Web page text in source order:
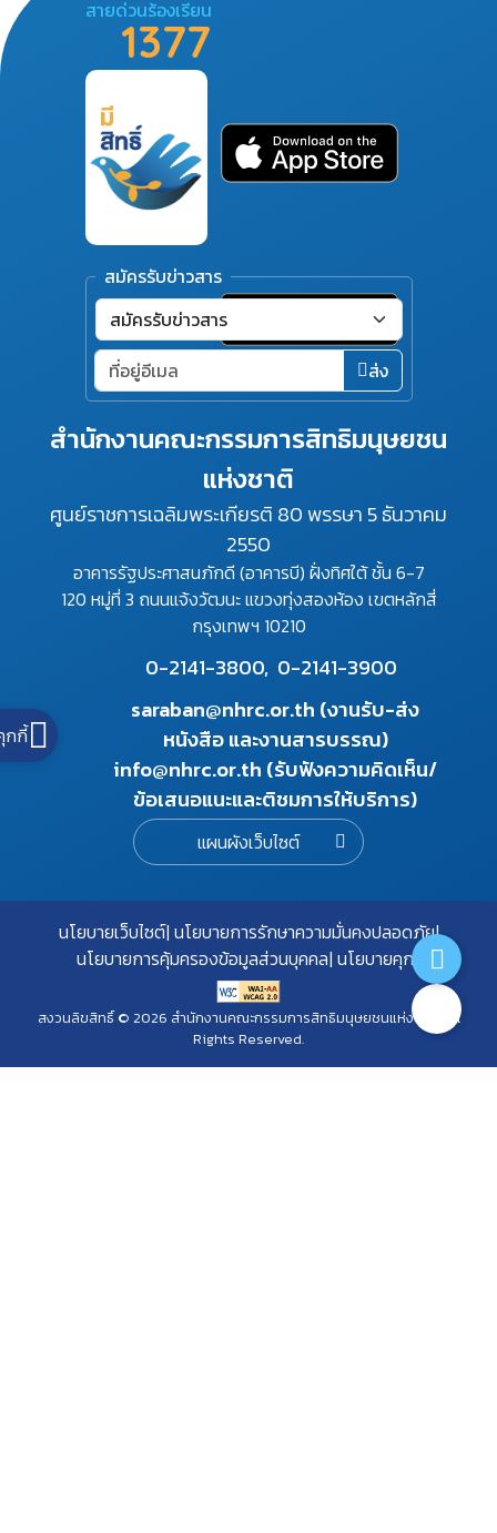
สำนักงานคณะกรรมการสิทธิมนุษยชน
แห่งชาติ
ศูนย์ราชการเฉลิมพระเกียรติ 80 พรรษา 5 ธันวาคม
2550
อาคารรัฐประศาสนภักดี (อาคารบี) ฝั่งทิศใต้ ชั้น 6-7
120 หมู่ที่ 3 ถนนแจ้งวัฒนะ แขวงทุ่งสองห้อง เขตหลักสี่
กรุงเทพฯ 10210
0-2141-3800, 0-2141-3900
saraban@nhrc.or.th (งานรับ-ส่ง
หนังสือ และงานสารบรรณ)
info@nhrc.or.th (รับฟังความคิดเห็น/
ข้อเสนอแนะและติชมการให้บริการ)
แผนผังเว็บไซต์
สายด่วนร้องเรียน
1377
สมัครรับข่าวสาร
ส่ง
นโยบายเว็บไซต์ นโยบายการรักษาความมั่นคงปลอดภัย
นโยบายการคุ้มครองข้อมูลส่วนบุคคล นโยบายคุกกี้
สงวนลิขสิทธิ์ © 2026 สำนักงานคณะกรรมการสิทธิมนุษยชนแห่งชาติ. All
Rights Reserved.
กกี้